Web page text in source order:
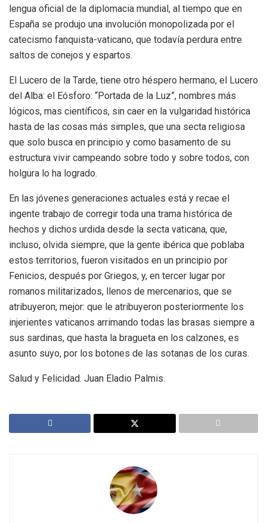
lengua oficial de la diplomacia mundial, al tiempo que en
España se produjo una involución monopolizada por el
catecismo fanquista-vaticano, que todavía perdura entre
saltos de conejos y espartos.
El Lucero de la Tarde, tiene otro héspero hermano, el Lucero
del Alba: el Eósforo: “Portada de la Luz”, nombres más
lógicos, mas científicos, sin caer en la vulgaridad histórica
hasta de las cosas más simples, que una secta religiosa
que solo busca en principio y como basamento de su
estructura vivir campeando sobre todo y sobre todos, con
holgura lo ha logrado.
En las jóvenes generaciones actuales está y recae el
ingente trabajo de corregir toda una trama histórica de
hechos y dichos urdida desde la secta vaticana, que,
incluso, olvida siempre, que la gente ibérica que poblaba
estos territorios, fueron visitados en un principio por
Fenicios, después por Griegos, y, en tercer lugar por
romanos militarizados, llenos de mercenarios, que se
atribuyeron, mejor: que le atribuyeron posteriormente los
injerientes vaticanos arrimando todas las brasas siempre a
sus sardinas, que hasta la bragueta en los calzones, es
asunto suyo, por los botones de las sotanas de los curas.
Salud y Felicidad. Juan Eladio Palmis.